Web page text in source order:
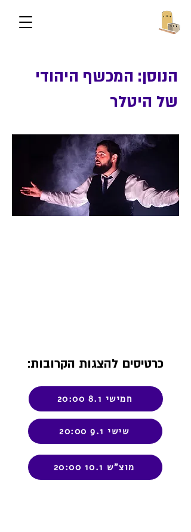
הנוסן: המכשף היהודי
של היטלר
כרטיסים להצגות הקרובות:
חמישי 8.1 20:00
שישי 9.1 20:00
מוצ"ש 10.1 20:00